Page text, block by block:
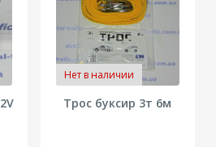
Нет в наличии
Трос буксир 3т 6м